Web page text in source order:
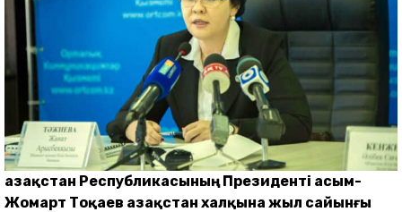
Қазақстан Республикасының Президенті Қасым-
Жомарт Тоқаев Қазақстан халқына жыл сайынғы